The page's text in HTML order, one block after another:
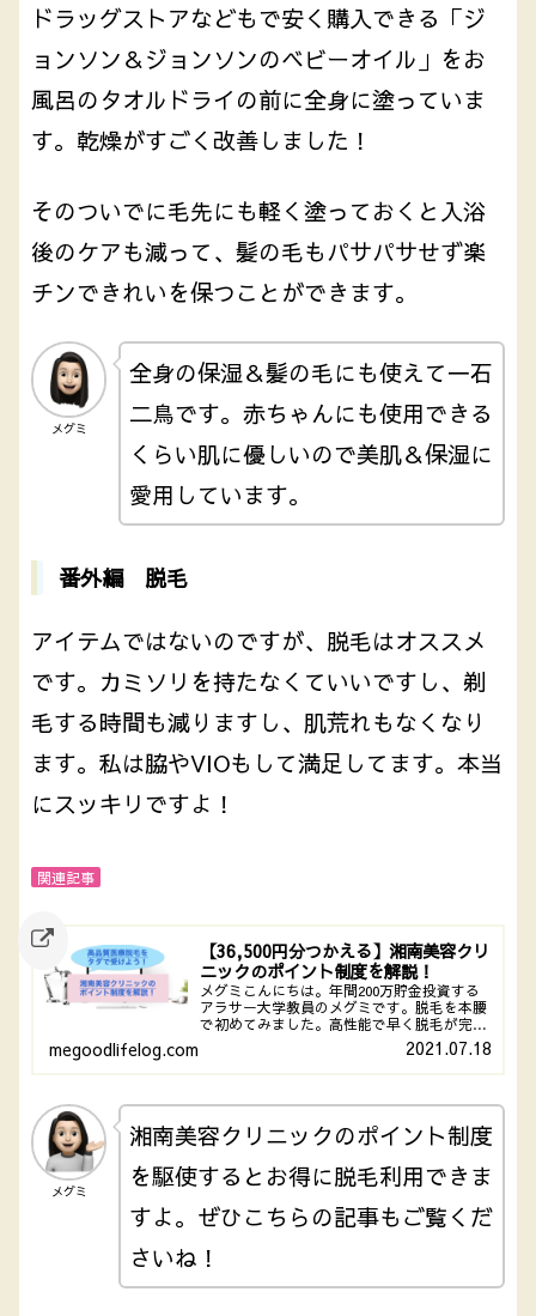
ドラッグストアなどもで安く購入できる「ジ
ョンソン＆ジョンソンのベビーオイル」をお
風呂のタオルドライの前に全身に塗っていま
す。乾燥がすごく改善しました！
そのついでに毛先にも軽く塗っておくと入浴
後のケアも減って、髪の毛もパサパサせず楽
チンできれいを保つことができます。
メグミ
全身の保湿＆髪の毛にも使えて一石
二鳥です。赤ちゃんにも使用できる
くらい肌に優しいので美肌＆保湿に
愛用しています。
番外編 脱毛
アイテムではないのですが、脱毛はオススメ
です。カミソリを持たなくていいですし、剃
毛する時間も減りますし、肌荒れもなくなり
ます。私は脇やVIOもして満足してます。本当
にスッキリですよ！
関連記事
【36,500円分つかえる】湘南美容クリ
ニックのポイント制度を解説！
メグミこんにちは。年間200万貯金投資する
アラサー大学教員のメグミです。脱毛を本腰
で初めてみました。高性能で早く脱毛が完了
する医療脱毛【湘南美容クリニック】を選択
しました。ポイント制度を駆使するとかなり
megoodlifelog.com 2021.07.18
メグミ
湘南美容クリニックのポイント制度
を駆使するとお得に脱毛利用できま
すよ。ぜひこちらの記事もご覧くだ
さいね！